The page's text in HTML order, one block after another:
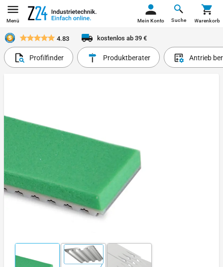
Menü Suche
Mein Konto Warenkorb
4.83 kostenlos ab 39 €
Profilfinder Produktberater Antrieb